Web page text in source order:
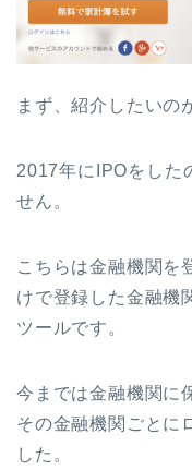
まず、紹介したいの
2017年にIPOをした
せん。
こちらは金融機関を
けで登録した金融機
ツールです。
今までは金融機関に
その金融機関ごとに
した。